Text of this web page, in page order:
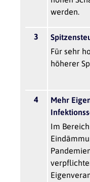
werden.
3
Für sehr
höherer
4
Mehr
Im